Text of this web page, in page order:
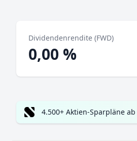
Dividendenrendite (FWD)
0,00 %
4.500+ Aktien-Sparpläne